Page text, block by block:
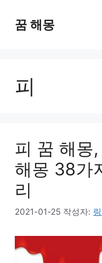
꿈 해몽
피
피 꿈 해몽
해몽 38가
리
2021-01-25 작성자: